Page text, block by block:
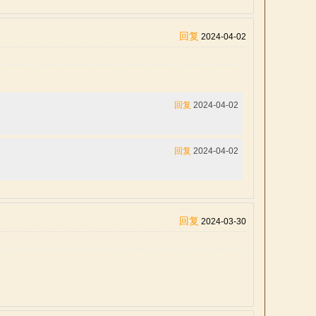
回复 2024-04-02
回复 2024-04-02
回复 2024-04-02
回复 2024-03-30